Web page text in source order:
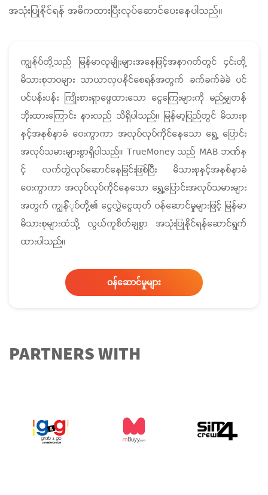
အသုံးပြုနိုင်ရန် အဓိကထားပြီးလုပ်ဆောင်ပေးနေပါသည်။
ကျွန်ုပ်တို့သည် မြန်မာလူမျိုးများအနေဖြင့်အနာဂတ်တွင် ၄င်းတို့
မိသားစုဘဝများ သာယာလှပနိုင်စေရန်အတွက် ခက်ခက်ခဲခဲ ပင်
ပင်ပန်းပန်း ကြိုးစားရှာဖွေထားသော ငွေကြေးများကို မည်မျှတန်
ဘိုးထားကြောင်း နားလည် သိရှိပါသည်။ မြန်မာ့ပြည်တွင် မိသားစု
နှင့်အနစ်နာခံ ဝေးကွာကာ အလုပ်လုပ်ကိုင်နေသော ရွေ့ ပြောင်း
အလုပ်သမားများစွာရှိပါသည်။ TrueMoney သည် MAB ဘဏ်နှ
င့် လက်တွဲလုပ်ဆောင်နေခြင်းဖြစ်ပြီး မိသားစုနှင့်အနစ်နာခံ
ဝေးကွာကာ အလုပ်လုပ်ကိုင်နေသော ‌ရွှေ့ပြောင်းအလုပ်သမားများ
အတွက် ကျွန််ုပ်တို့၏ ငွေလွှဲငွေထုတ် ဝန်ဆောင်မှုများဖြင့် မြန်မာ
မိသားစုများထံသို့ လွယ်ကူစိတ်ချစွာ အသုံးပြုနိုင်ရန်ဆောင်ရွက်
ထားပါသည်။
ဝန်ဆောင်မှုများ
PARTNERS WITH